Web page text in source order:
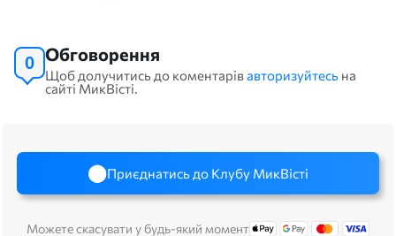
0 Обговорення
Щоб долучитись до коментарівавторизуйтесь на
сайті МикВісті.
Приєднатись до Клубу МикВісті
Можете скасувати у будь-який момент